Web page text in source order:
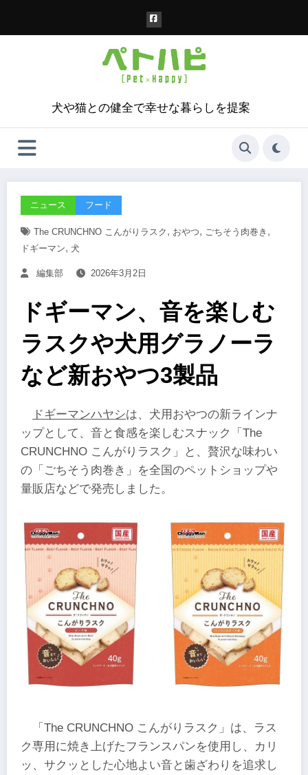
犬や猫との健全で幸せな暮らしを提案
ニュース フード
The CRUNCHNO こんがりラスク , おやつ, ごちそう肉巻き ,
ドギーマン, 犬
編集部 2026年3月2日
ドギーマン、音を楽しむ
ラスクや犬用グラノーラ
など新おやつ3製品
ドギーマンハヤシは、犬用おやつの新ラインナ
ップとして、音と食感を楽しむスナック「The
CRUNCHNO こんがりラスク」と、贅沢な味わい
の「ごちそう肉巻き」を全国のペットショップや
量販店などで発売しました。
「The CRUNCHNO こんがりラスク」は、ラス
ク専用に焼き上げたフランスパンを使用し、カリ
ッ、サクッとした心地よい音と歯ざわりを追求し